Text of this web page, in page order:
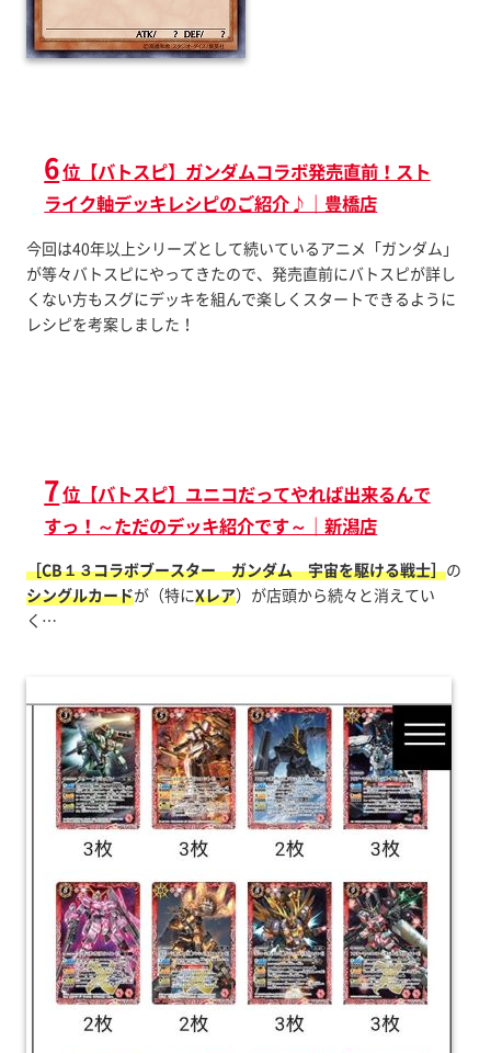
6位【バトスピ】ガンダムコラボ発売直前！スト
ライク軸デッキレシピのご紹介♪｜豊橋店
今回は40年以上シリーズとして続いているアニメ「ガンダム」
が等々バトスピにやってきたので、発売直前にバトスピが詳し
くない方もスグにデッキを組んで楽しくスタートできるように
レシピを考案しました！
7位【バトスピ】ユニコだってやれば出来るんで
すっ！～ただのデッキ紹介です～｜新潟店
［CB１３コラボブースター ガンダム 宇宙を駆ける戦士］の
シングルカードが（特にXレア）が店頭から続々と消えてい
く…